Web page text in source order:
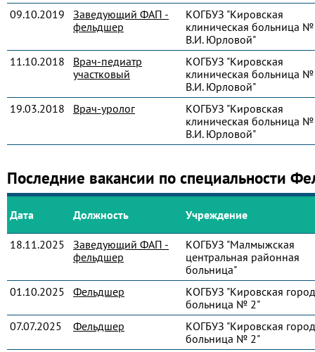
09.10.2019
Заведующий ФАП -
фельдшер
КОГБУЗ "Кировская
клиническая больница
В.И. Юрловой"
11.10.2018
Врач-педиатр
участковый
КОГБУЗ "Кировская
клиническая больница
В.И. Юрловой"
19.03.2018
Врач-уролог
КОГБУЗ "Кировская
клиническая больница
В.И. Юрловой"
Последние вакансии по специальности
Дата Должность Учреждение
18.11.2025
Заведующий ФАП -
фельдшер
КОГБУЗ "Малмыжская
центральная районная
больница"
01.10.2025
Фельдшер
КОГБУЗ "Кировская
больница № 2"
07.07.2025
Фельдшер
КОГБУЗ "Кировская
больница № 2"